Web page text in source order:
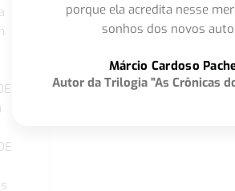
porque ela acredita nesse
sonhos dos novos
Márcio Cardoso
Autor da Trilogia "As Crônicas